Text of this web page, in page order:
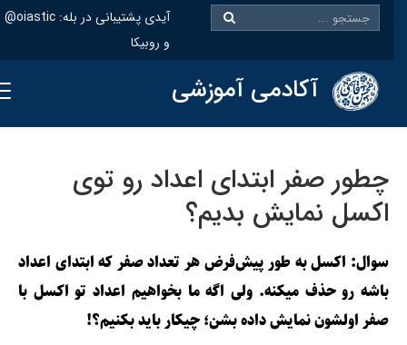
@oiastic :آیدی پشتیبانی در بله
و روبیکا
آکادمی آموزشی
چطور صفر ابتدای اعداد رو توی
اکسل نمایش بدیم؟
سوال: اکسل به طور پیش‌فرض هر تعداد صفر که ابتدای اعداد
باشه رو حذف میکنه. ولی اگه ما بخواهیم اعداد تو اکسل با
صفر اولشون نمایش داده بشن؛ چیکار باید بکنیم؟!